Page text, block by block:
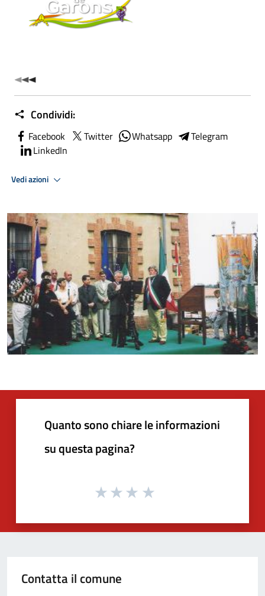
Condividi:
Facebook Twitter Whatsapp
Telegram
LinkedIn
Vedi azioni
Quanto sono chiare le informazioni
su questa pagina?
Contatta il comune